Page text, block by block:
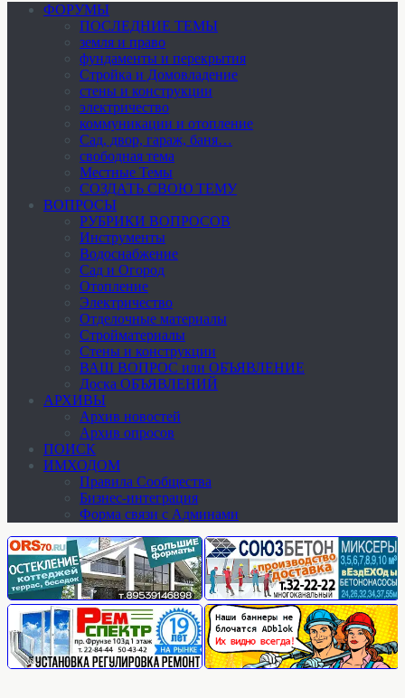
ФОРУМЫ
ПОСЛЕДНИЕ ТЕМЫ
земля и право
фундаменты и перекрытия
Стройка и Домовладение
стены и конструкции
электричество
коммуникации и отопление
Cад, двор, гараж, баня…
свободная тема
Местные Темы
СОЗДАТЬ СВОЮ ТЕМУ
ВОПРОСЫ
РУБРИКИ ВОПРОСОВ
Инструменты
Водоснабжение
Сад и Огород
Отопление
Электричество
Отделочные материалы
Стройматериалы
Стены и конструкции
ВАШ ВОПРОС или ОБЪЯВЛЕНИЕ
Доска ОБЪЯВЛЕНИЙ
АРХИВЫ
Архив новостей
Архив опросов
ПОИСК
ИМХОДОМ
Правила Сообщества
Бизнес-интеграция
Форма связи с Админами